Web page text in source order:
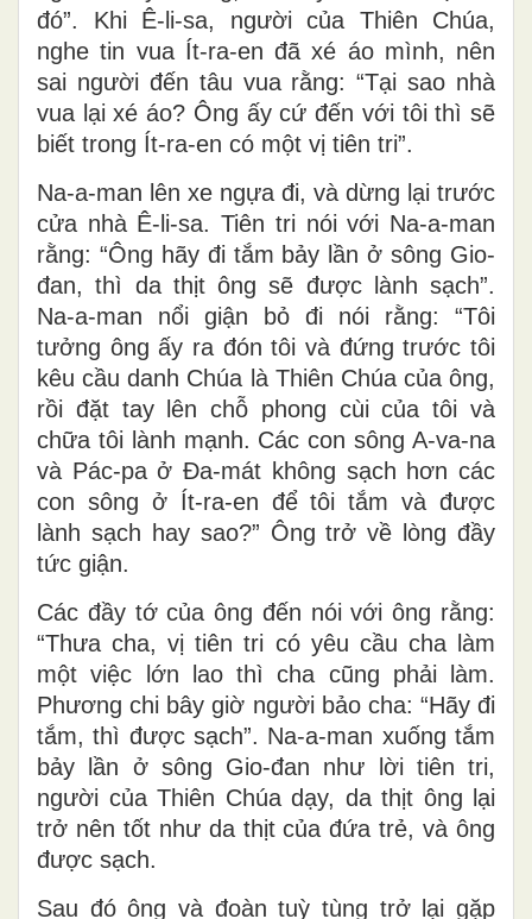
đó”. Khi Ê-li-sa, người của Thiên Chúa,
nghe tin vua Ít-ra-en đã xé áo mình, nên
sai người đến tâu vua rằng: “Tại sao nhà
vua lại xé áo? Ông ấy cứ đến với tôi thì sẽ
biết trong Ít-ra-en có một vị tiên tri”.
Na-a-man lên xe ngựa đi, và dừng lại trước
cửa nhà Ê-li-sa. Tiên tri nói với Na-a-man
rằng: “Ông hãy đi tắm bảy lần ở sông Gio-
đan, thì da thịt ông sẽ được lành sạch”.
Na-a-man nổi giận bỏ đi nói rằng: “Tôi
tưởng ông ấy ra đón tôi và đứng trước tôi
kêu cầu danh Chúa là Thiên Chúa của ông,
rồi đặt tay lên chỗ phong cùi của tôi và
chữa tôi lành mạnh. Các con sông A-va-na
và Pác-pa ở Ða-mát không sạch hơn các
con sông ở Ít-ra-en để tôi tắm và được
lành sạch hay sao?” Ông trở về lòng đầy
tức giận.
Các đầy tớ của ông đến nói với ông rằng:
“Thưa cha, vị tiên tri có yêu cầu cha làm
một việc lớn lao thì cha cũng phải làm.
Phương chi bây giờ người bảo cha: “Hãy đi
tắm, thì được sạch”. Na-a-man xuống tắm
bảy lần ở sông Gio-đan như lời tiên tri,
người của Thiên Chúa dạy, da thịt ông lại
trở nên tốt như da thịt của đứa trẻ, và ông
được sạch.
Sau đó ông và đoàn tuỳ tùng trở lại gặp